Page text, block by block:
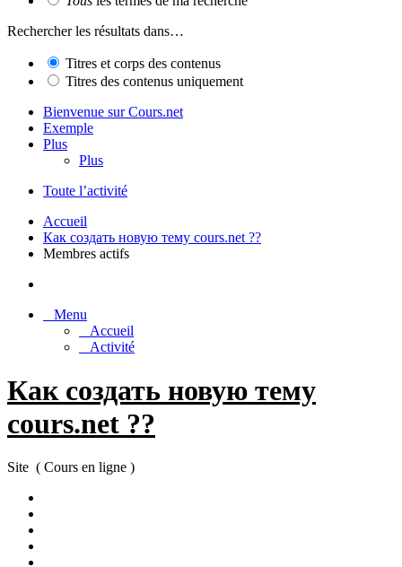
Rechercher les résultats dans…
Titres et corps des contenus
Titres des contenus uniquement
Bienvenue sur Cours.net
Exemple
Plus
Plus
Toute l’activité
Accueil
Как создать новую тему cours.net ??
Membres actifs
Menu
Accueil
Activité
Как создать новую тему
cours.net ??
Site ( Cours en ligne )